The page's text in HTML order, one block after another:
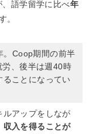
語学留学に比べ年
。
。Coop期間の前半
、後半は週40時
ることになってい
ルアップをしなが
収入を得ることが